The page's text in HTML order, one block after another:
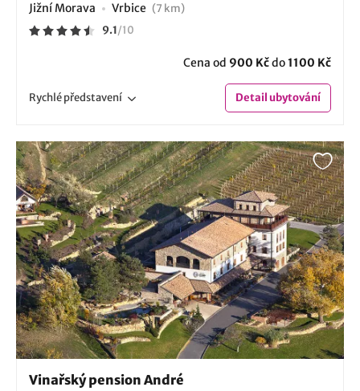
Jižní Morava Vrbice (7 km)
9.1/10
Cena od 900 Kčdo1100 Kč
Rychlépředstavení Detailubytování
Vinařský pension André